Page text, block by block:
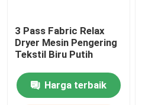
3 Pass Fabric Relax
Dryer Mesin Pengering
Tekstil Biru Putih
Harga terbaik